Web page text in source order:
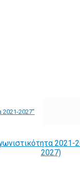
2027”
2027)